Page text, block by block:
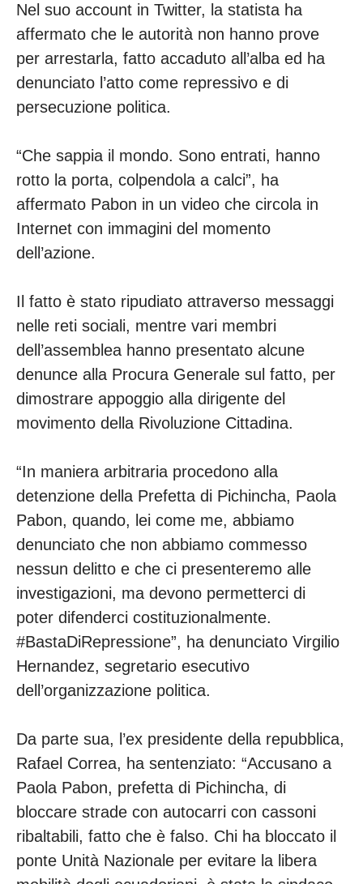
Nel suo account in Twitter, la statista ha
affermato che le autorità non hanno prove
per arrestarla, fatto accaduto all’alba ed ha
denunciato l’atto come repressivo e di
persecuzione politica.
“Che sappia il mondo. Sono entrati, hanno
rotto la porta, colpendola a calci”, ha
affermato Pabon in un video che circola in
Internet con immagini del momento
dell’azione.
Il fatto è stato ripudiato attraverso messaggi
nelle reti sociali, mentre vari membri
dell’assemblea hanno presentato alcune
denunce alla Procura Generale sul fatto, per
dimostrare appoggio alla dirigente del
movimento della Rivoluzione Cittadina.
“In maniera arbitraria procedono alla
detenzione della Prefetta di Pichincha, Paola
Pabon, quando, lei come me, abbiamo
denunciato che non abbiamo commesso
nessun delitto e che ci presenteremo alle
investigazioni, ma devono permetterci di
poter difenderci costituzionalmente.
#BastaDiRepressione”, ha denunciato Virgilio
Hernandez, segretario esecutivo
dell’organizzazione politica.
Da parte sua, l’ex presidente della repubblica,
Rafael Correa, ha sentenziato: “Accusano a
Paola Pabon, prefetta di Pichincha, di
bloccare strade con autocarri con cassoni
ribaltabili, fatto che è falso. Chi ha bloccato il
ponte Unità Nazionale per evitare la libera